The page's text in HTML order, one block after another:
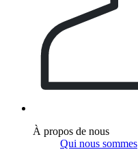
À propos de nous
Qui nous sommes